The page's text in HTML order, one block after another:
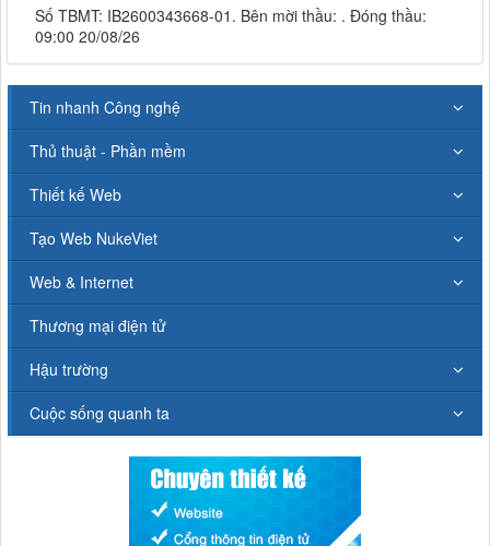
Số TBMT: IB2600343668-01. Bên mời thầu: . Đóng thầu:
09:00 20/08/26
Tin nhanh Công nghệ
Thủ thuật - Phần mềm
Thiết kế Web
Tạo Web NukeViet
Web & Internet
Thương mại điện tử
Hậu trường
Cuộc sống quanh ta